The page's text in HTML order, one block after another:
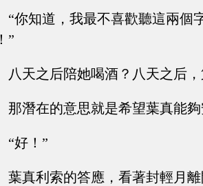
“你知道，我最不喜歡聽這兩個
”
八天之后陪她喝酒？八天之后
那潛在的意思就是希望葉真能
“好！”
葉真利索的答應，看著封輕月